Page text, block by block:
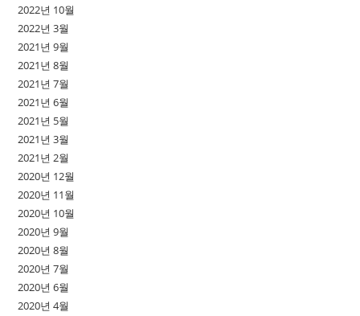
2022년 10월
2022년 3월
2021년 9월
2021년 8월
2021년 7월
2021년 6월
2021년 5월
2021년 3월
2021년 2월
2020년 12월
2020년 11월
2020년 10월
2020년 9월
2020년 8월
2020년 7월
2020년 6월
2020년 4월